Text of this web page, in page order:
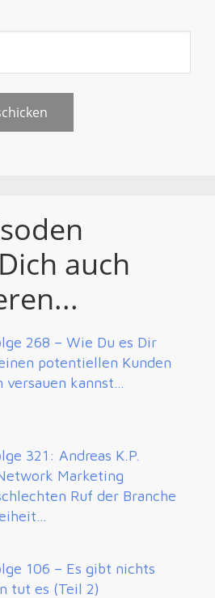
auch
268 – Wie Du es Dir
potentiellen Kunden
versauen kannst…
321: Andreas K.P.
Marketing
Ruf der Branche
106 – Es gibt nichts
tut es (Teil 2)